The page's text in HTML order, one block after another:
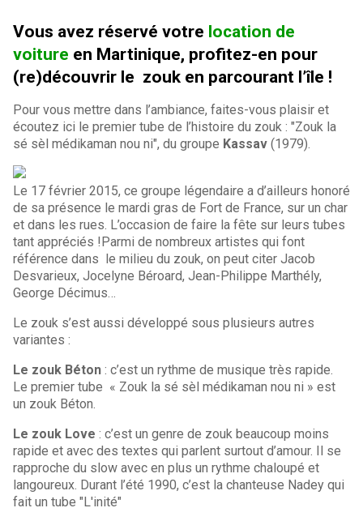
Vous avez réservé votre location de
voiture en Martinique, profitez-en pour
(re)découvrir le zouk en parcourant l’île !
Pour vous mettre dans l’ambiance, faites-vous plaisir et
écoutez ici le premier tube de l’histoire du zouk : "Zouk la
sé sèl médikaman nou ni", du groupe Kassav (1979).
Le 17 février 2015, ce groupe légendaire a d’ailleurs honoré
de sa présence le mardi gras de Fort de France, sur un char
et dans les rues. L’occasion de faire la fête sur leurs tubes
tant appréciés !Parmi de nombreux artistes qui font
référence dans le milieu du zouk, on peut citer Jacob
Desvarieux, Jocelyne Béroard, Jean-Philippe Marthély,
George Décimus…
Le zouk s’est aussi développé sous plusieurs autres
variantes :
Le zouk Béton : c’est un rythme de musique très rapide.
Le premier tube « Zouk la sé sèl médikaman nou ni » est
un zouk Béton.
Le zouk Love : c’est un genre de zouk beaucoup moins
rapide et avec des textes qui parlent surtout d’amour. Il se
rapproche du slow avec en plus un rythme chaloupé et
langoureux. Durant l’été 1990, c’est la chanteuse Nadey qui
fait un tube "L'inité"